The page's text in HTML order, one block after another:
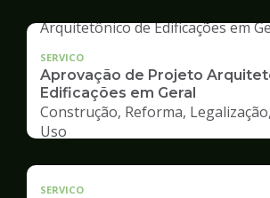
SERVICO
Aprovação de Projeto
Edificações em Geral
Construção, Reforma,
Uso
SERVICO